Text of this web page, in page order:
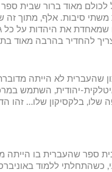
מאוד ברור שבית ספר
משתי סיבות. אלף, מתוך
את היהדות על כל
להחדיר בהרבה מאוד
שהעברית לא הייתה
ואיטלקית-יהודית, השתמש
שלו, בלקסיקון שלו… זהו
ספר שהעברית בו הייתה